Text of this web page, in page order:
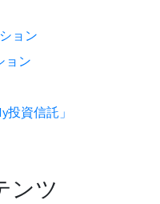
ョン
ョン
資信託」
ンツ